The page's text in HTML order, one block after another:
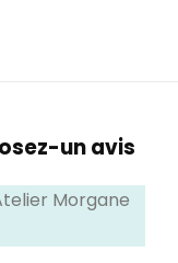
un avis
Morgane